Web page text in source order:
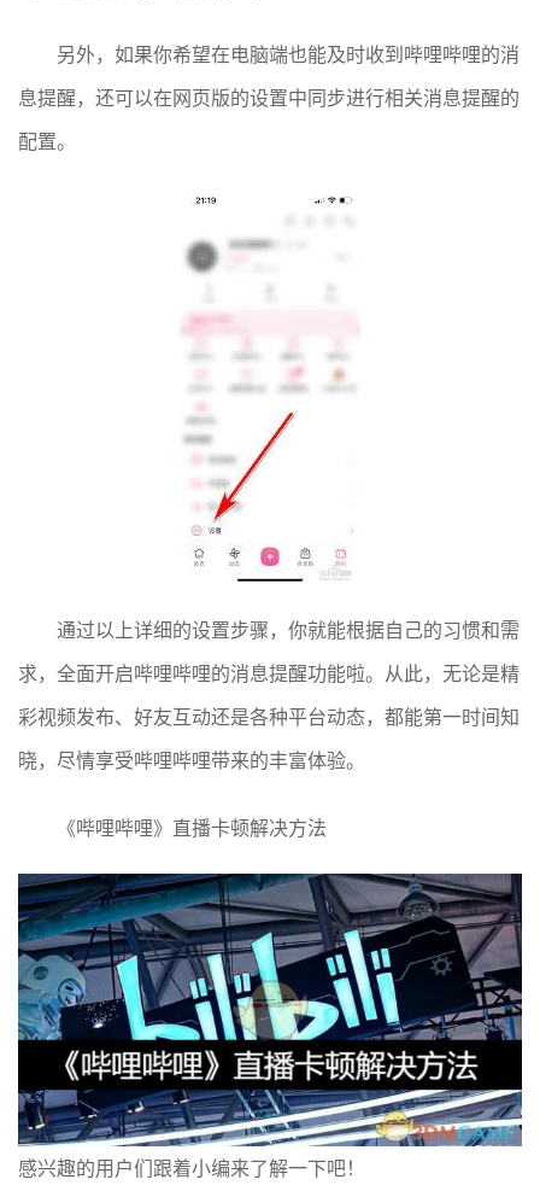
另外，如果你希望在电脑端也能及时收到哔哩哔哩的消
息提醒，还可以在网页版的设置中同步进行相关消息提醒的
配置。
通过以上详细的设置步骤，你就能根据自己的习惯和需
求，全面开启哔哩哔哩的消息提醒功能啦。从此，无论是精
彩视频发布、好友互动还是各种平台动态，都能第一时间知
晓，尽情享受哔哩哔哩带来的丰富体验。
《哔哩哔哩》直播卡顿解决方法
感兴趣的用户们跟着小编来了解一下吧！